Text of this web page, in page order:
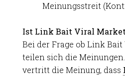
Meinungsstreit
Ist Link Bait Viral
Bei der Frage ob Link
teilen sich die
vertritt die Meinung, dass